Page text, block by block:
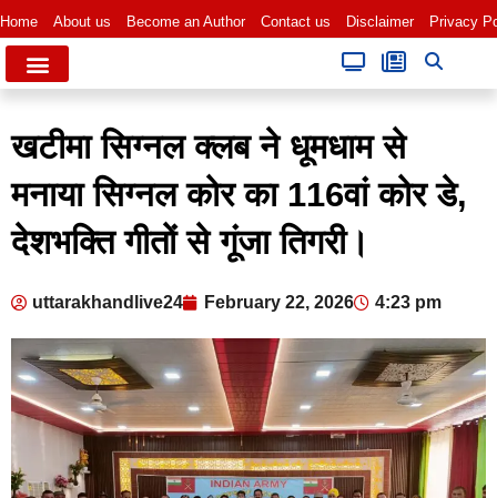
Home About us Become an Author Contact us Disclaimer Privacy
खटीमा सिग्नल क्लब ने धूमधाम से
मनाया सिग्नल कोर का 116वां कोर डे,
देशभक्ति गीतों से गूंजा तिगरी।
uttarakhandlive24 February 22, 2026 4:23 pm